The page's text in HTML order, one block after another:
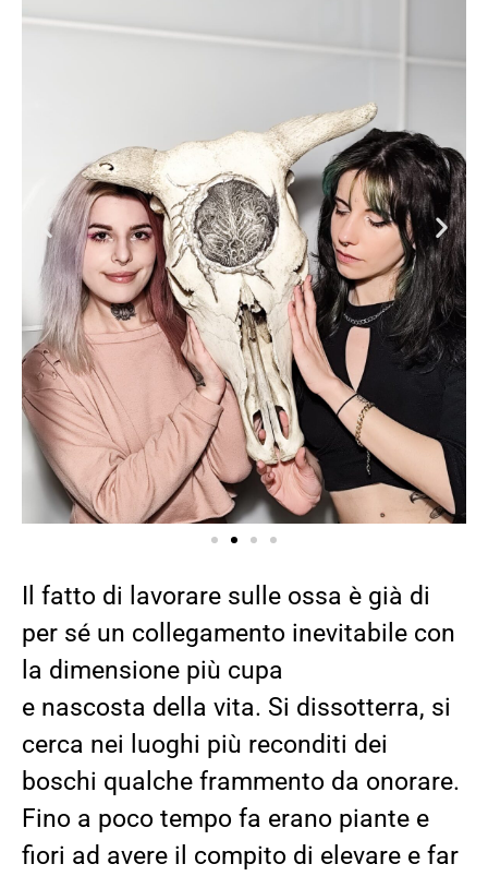
Il fatto di lavorare sulle ossa è già di
per sé un collegamento inevitabile con
la dimensione più cupa
e nascosta della vita. Si dissotterra, si
cerca nei luoghi più reconditi dei
boschi qualche frammento da onorare.
Fino a poco tempo fa erano piante e
fiori ad avere il compito di elevare e far